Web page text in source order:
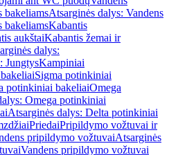
bakeliamsAtsarginės dalys: Vandens
bakeliamsKabantis
aukštaiKabantis žemai ir
dalys:
JungtysKampiniai
Sigma potinkiniai
potinkiniai bakeliaiOmega
Omega potinkiniai
Atsarginės dalys: Delta potinkiniai
PriedaiPripildymo vožtuvai ir
pripildymo vožtuvaiAtsarginės
Vandens pripildymo vožtuvai